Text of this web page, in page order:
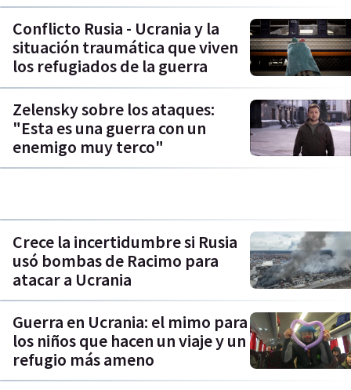
Conflicto Rusia - Ucrania y la
situación traumática que viven
los refugiados de la guerra
Zelensky sobre los ataques:
"Esta es una guerra con un
enemigo muy terco"
Crece la incertidumbre si Rusia
usó bombas de Racimo para
atacar a Ucrania
Guerra en Ucrania: el mimo para
los niños que hacen un viaje y un
refugio más ameno